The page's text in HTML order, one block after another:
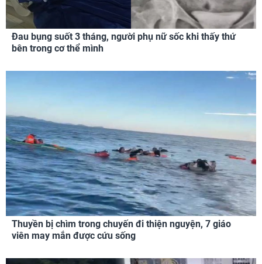
Đau bụng suốt 3 tháng, người phụ nữ sốc khi thấy thứ
bên trong cơ thể mình
Thuyền bị chìm trong chuyến đi thiện nguyện, 7 giáo
viên may mắn được cứu sống